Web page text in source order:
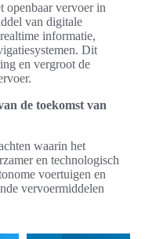
openbaar vervoer in
van digitale
informatie,
Dit
en vergroot de
de toekomst van
waarin het
en technologisch
voertuigen en
vervoermiddelen